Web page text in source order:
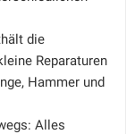
die
Reparaturen
Hammer und
Alles